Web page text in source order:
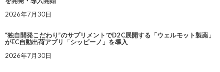
2026年7月30日
“独自開発こだわり”のサプリメントでD2C展開する「ウェルモット製薬」
がEC自動出荷アプリ「シッピーノ」を導入
2026年7月30日